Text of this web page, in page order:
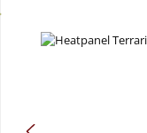
Bildergalerie